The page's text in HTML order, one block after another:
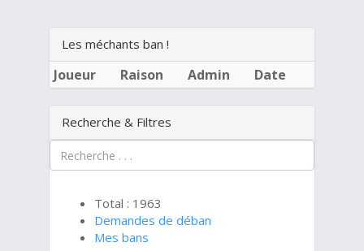
Les méchants ban !
Joueur Raison Admin Date
Recherche & Filtres
Total : 1963
Demandes de déban
Mes bans